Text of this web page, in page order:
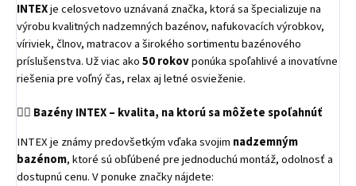
INTEXje celosvetovo uznávaná značka, ktorá sa špecializuje na
výrobu kvalitných nadzemných bazénov, nafukovacích výrobkov,
víriviek, člnov, matracov a širokého sortimentu bazénového
príslušenstva. Už viac ako50 rokovponúka spoľahlivé a inovatívne
riešenia pre voľný čas, relax aj letné osvieženie.
🏊‍♂️ Bazény INTEX – kvalita, na ktorú sa môžete spoľahnúť
INTEX je známy predovšetkým vďaka svojim nadzemným
bazénom, ktoré sú obľúbené pre jednoduchú montáž, odolnosť a
dostupnú cenu. V ponuke značky nájdete: